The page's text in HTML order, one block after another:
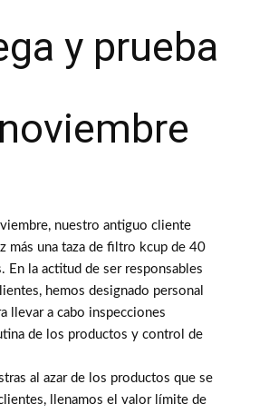
y prueba
nuestro antiguo cliente
más una taza de filtro kcup de 40
En la actitud de ser responsables
hemos designado personal
llevar a cabo inspecciones
de los productos y control de
al azar de los productos que se
llenamos el valor límite de